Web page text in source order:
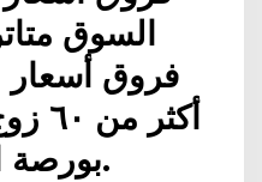
فروق أسعار
بورصة العملات المباشرة.